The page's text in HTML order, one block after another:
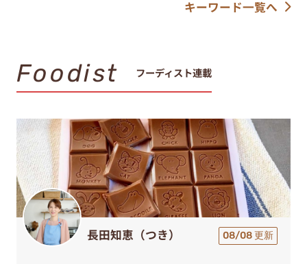
キーワード一覧へ
Foodist フーディスト連載
長田知恵（つき） 08/08 更新